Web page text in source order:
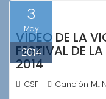
3
May
2014
VÍDEO DE LA
FESTIVAL DE
2014
CSF Canción M.,